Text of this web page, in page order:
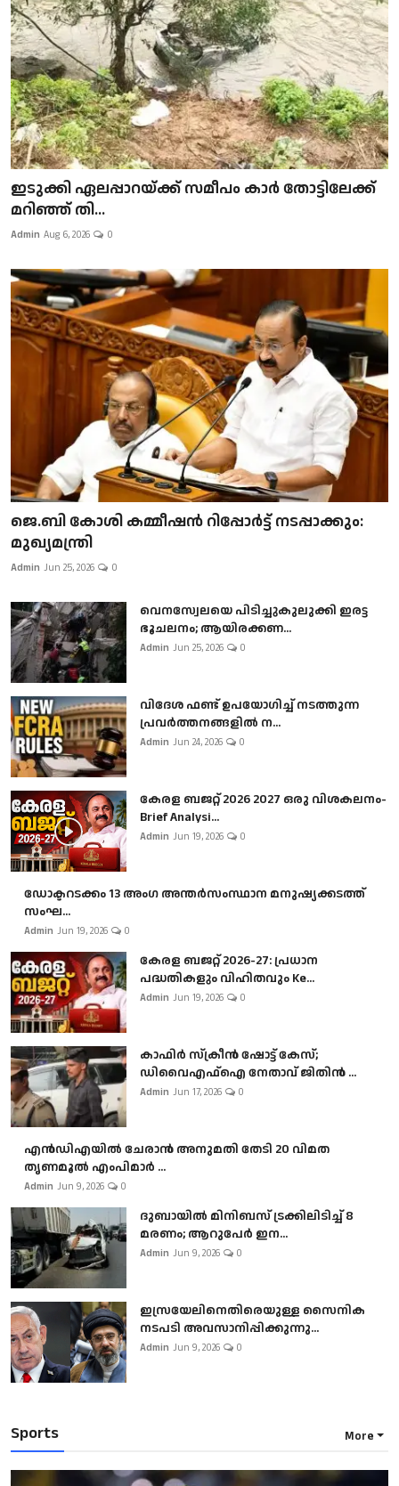
ഇടുക്കി ഏലപ്പാറയ്ക്ക് സമീപം കാർ തോട്ടിലേക്ക്
മറിഞ്ഞ് തി...
Admin Aug 6, 2026 0
ജെ.ബി കോശി കമ്മീഷൻ റിപ്പോർട്ട് നടപ്പാക്കും:
മുഖ്യമന്ത്രി
Admin Jun 25, 2026 0
വെനസ്വേലയെ പിടിച്ചുകുലുക്കി ഇരട്ട
ഭൂചലനം; ആയിരക്കണ...
Admin Jun 25, 2026 0
വിദേശ ഫണ്ട് ഉപയോഗിച്ച് നടത്തുന്ന
പ്രവർത്തനങ്ങളിൽ ന...
Admin Jun 24, 2026 0
കേരള ബജറ്റ് 2026 2027 ഒരു വിശകലനം-
Brief Analysi...
Admin Jun 19, 2026 0
ഡോക്ടറടക്കം 13 അംഗ അന്തർസംസ്ഥാന മനുഷ്യക്കടത്ത്
സംഘ...
Admin Jun 19, 2026 0
കേരള ബജറ്റ് 2026-27: പ്രധാന
പദ്ധതികളും വിഹിതവും Ke...
Admin Jun 19, 2026 0
കാഫിർ സ്‌ക്രീൻ ഷോട്ട് കേസ്;
ഡിവൈഎഫ്ഐ നേതാവ് ജിതിൻ ...
Admin Jun 17, 2026 0
എൻഡിഎയിൽ ചേരാൻ അനുമതി തേടി 20 വിമത
തൃണമൂൽ എംപിമാർ ...
Admin Jun 9, 2026 0
ദുബായിൽ മിനിബസ്​ ട്രക്കിലിടിച്ച് 8
മരണം; ആറുപേർ ഇന...
Admin Jun 9, 2026 0
ഇസ്രയേലിനെതിരെയുള്ള സൈനിക
നടപടി അവസാനിപ്പിക്കുന്നു...
Admin Jun 9, 2026 0
Sports More